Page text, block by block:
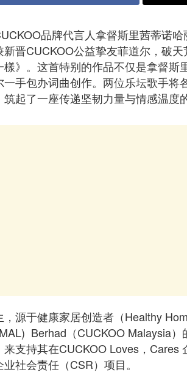
品牌代言人拿督斯里茜蒂诺
晋CUCKOO公益挚友菲道尔，破
》。这首特别的作品不仅是拿督斯
一手包办词曲创作。两位乐坛歌手
起了一座传递坚韧力量与情感温度
，源于健康家居创造者（Healthy
Berhad（CUCKOO Malaysia
支持其在CUCKOO Loves，Cares
社会责任（CSR）项目。